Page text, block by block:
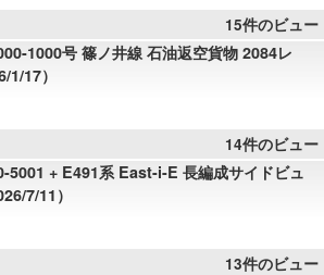
15件のビュー
1000号 篠ノ井線 石油返空貨物 2084レ
1/17）
14件のビュー
5001 + E491系 East-i-E 長編成サイドビュ
7/11）
13件のビュー